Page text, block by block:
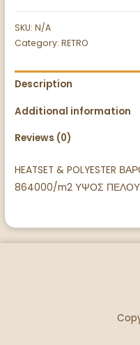
SKU:N/A
Category:RETRO
Description
Additional information
Reviews (0)
HEATSET & POLYESTER
864000/m2 ΥΨΟΣ